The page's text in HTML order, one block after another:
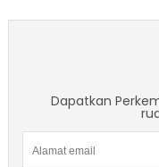
Dapatkan